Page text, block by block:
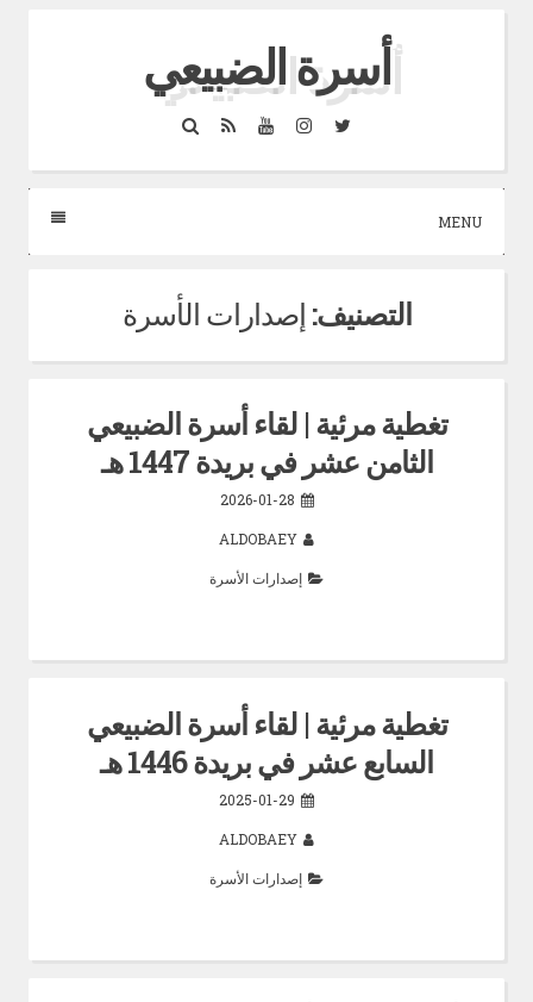
أسرة الضبيعي
Twitter
Instagram
YouTube
RSS
Search
MENU
التصنيف: إصدارات الأسرة
تغطية مرئية | لقاء أسرة الضبيعي
الثامن عشر في بريدة 1447 هـ
2026-01-28
ALDOBAEY
إصدارات الأسرة
تغطية مرئية | لقاء أسرة الضبيعي
السابع عشر في بريدة 1446 هـ
2025-01-29
ALDOBAEY
إصدارات الأسرة